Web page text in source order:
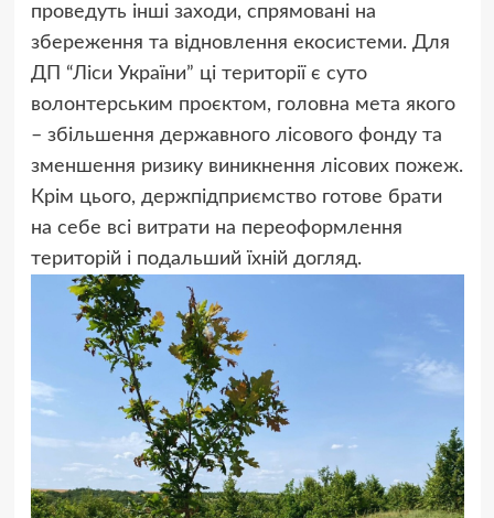
проведуть інші заходи, спрямовані на
збереження та відновлення екосистеми. Для
ДП “Ліси України” ці території є суто
волонтерським проєктом, головна мета якого
– збільшення державного лісового фонду та
зменшення ризику виникнення лісових пожеж.
Крім цього, держпідприємство готове брати
на себе всі витрати на переоформлення
територій і подальший їхній догляд.